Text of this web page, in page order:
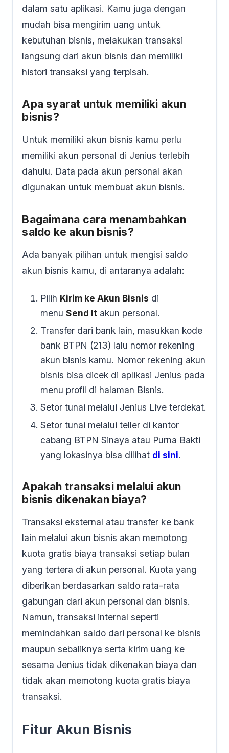
dalam satu aplikasi. Kamu juga dengan
mudah bisa mengirim uang untuk
kebutuhan bisnis, melakukan transaksi
langsung dari akun bisnis dan memiliki
histori transaksi yang terpisah.
Apa syarat untuk memiliki akun
bisnis?
Untuk memiliki akun bisnis kamu perlu
memiliki akun personal di Jenius terlebih
dahulu. Data pada akun personal akan
digunakan untuk membuat akun bisnis.
Bagaimana cara menambahkan
saldo ke akun bisnis?
Ada banyak pilihan untuk mengisi saldo
akun bisnis kamu, di antaranya adalah:
Pilih Kirim ke Akun Bisnis di
menu Send Itakun personal.
Transfer dari bank lain, masukkan kode
bank BTPN (213) lalu nomor rekening
akun bisnis kamu. Nomor rekening akun
bisnis bisa dicek di aplikasi Jenius pada
menu profil di halaman Bisnis.
Setor tunai melalui Jenius Live terdekat.
Setor tunai melalui teller di kantor
cabang BTPN Sinaya atau Purna Bakti
yang lokasinya bisa dilihat di sini.
Apakah transaksi melalui akun
bisnis dikenakan biaya?
Transaksi eksternal atau transfer ke bank
lain melalui akun bisnis akan memotong
kuota gratis biaya transaksi setiap bulan
yang tertera di akun personal. Kuota yang
diberikan berdasarkan saldo rata-rata
gabungan dari akun personal dan bisnis.
Namun, transaksi internal seperti
memindahkan saldo dari personal ke bisnis
maupun sebaliknya serta kirim uang ke
sesama Jenius tidak dikenakan biaya dan
tidak akan memotong kuota gratis biaya
transaksi.
Fitur Akun Bisnis